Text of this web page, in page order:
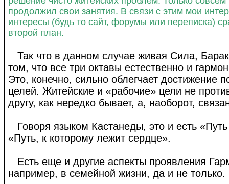
продолжил свои занятия. В связи с этим мои
интересы (будь то сайт, форумы или переписка)
второй план.
Так что в данном случае живая Сила,
том, что все три октавы естественно и
Это, конечно, сильно облегчает достижение
целей. Житейские и «рабочие» цели не
другу, как нередко бывает, а, наоборот,
Говоря языком Кастанеды, это и есть
«Путь, к которому лежит сердце».
Есть еще и другие аспекты проявления
например, в семейной жизни, да и не только.